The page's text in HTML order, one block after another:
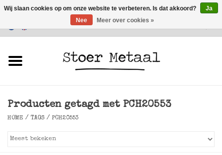
Klantenservice
Verlichting
Producten getagd met PCH20553
HOME / TAGS / PCH20553
Wij slaan cookies op om onze website te verbeteren. Is dat akkoord?
Ja
Nee
Meer over cookies »